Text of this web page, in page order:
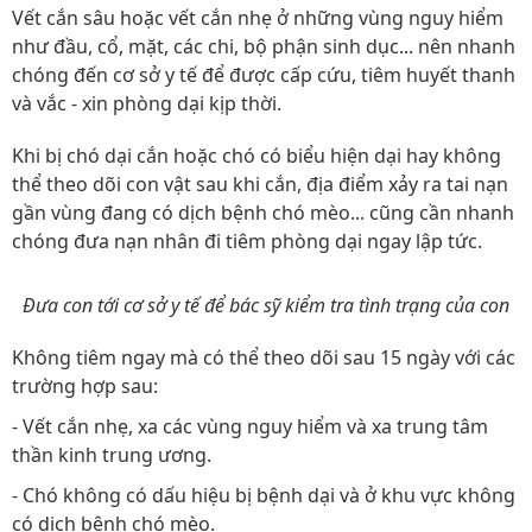
Vết cắn sâu hoặc vết cắn nhẹ ở những vùng nguy hiểm
như đầu, cổ, mặt, các chi, bộ phận sinh dục... nên nhanh
chóng đến cơ sở y tế để được cấp cứu, tiêm huyết thanh
và vắc - xin phòng dại kịp thời.
Khi bị chó dại cắn hoặc chó có biểu hiện dại hay không
thể theo dõi con vật sau khi cắn, địa điểm xảy ra tai nạn
gần vùng đang có dịch bệnh chó mèo... cũng cần nhanh
chóng đưa nạn nhân đi tiêm phòng dại ngay lập tức.
Đưa con tới cơ sở y tế để bác sỹ kiểm tra tình trạng của con
Không tiêm ngay mà có thể theo dõi sau 15 ngày với các
trường hợp sau:
- Vết cắn nhẹ, xa các vùng nguy hiểm và xa trung tâm
thần kinh trung ương.
- Chó không có dấu hiệu bị bệnh dại và ở khu vực không
có dịch bệnh chó mèo.